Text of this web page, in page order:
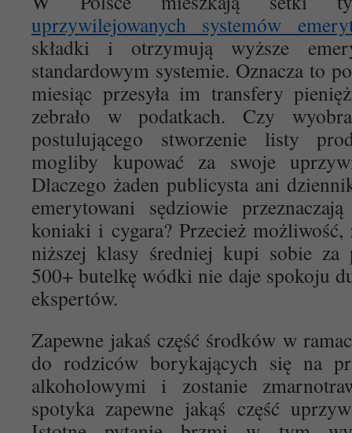
uprzywilejowanych systemów
składki i otrzymują wyższe
standardowym systemie. Oznacza to
miesiąc przesyła im transfery
zebrało w podatkach. Czy
postulującego stworzenie listy
mogliby kupować za swoje
Dlaczego żaden publicysta ani
emerytowani sędziowie
koniaki i cygara? Przecież
niższej klasy średniej kupi sobie za
500+ butelkę wódki nie daje spokoju
ekspertów.
Zapewne jakaś część środków w
do rodziców borykających się na
alkoholowymi i zostanie
spotyka zapewne jakąś część